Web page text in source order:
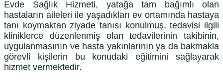
Evde Sağlık Hizmeti, yatağa tam bağımlı olan
hastaların aileleri ile yaşadıkları ev ortamında hastaya
tanı koymaktan ziyade tanısı konulmuş, tedavisi ilgili
kliniklerce düzenlenmiş olan tedavilerinin takibinin,
uygulanmasının ve hasta yakınlarının ya da bakmakla
görevli kişilerin bu konudaki eğitimini sağlayarak
hizmet vermektedir.